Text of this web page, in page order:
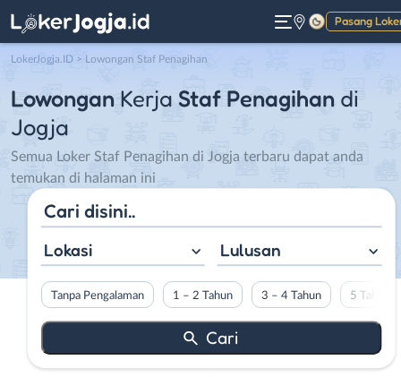
Pasang
Gelap
LokerJogja.ID > Lowongan Staf Penagihan
Lowongan Kerja Staf Penagihan di
Jogja
Semua Loker Staf Penagihan di Jogja terbaru dapat anda
temukan di halaman ini
Lokasi Lulusan
Tanpa Pengalaman 1 – 2 Tahun 3 – 4 Tahun 5 Tahun